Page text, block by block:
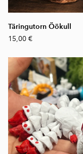
Täringutorn Öökull
15,00 €